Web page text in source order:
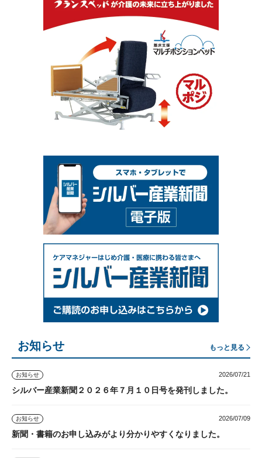
お知らせ もっと見る
お知らせ 2026/07/21
シルバー産業新聞２０２６年７月１０日号を発刊しました。
お知らせ 2026/07/09
新聞・書籍のお申し込みがより分かりやすくなりました。